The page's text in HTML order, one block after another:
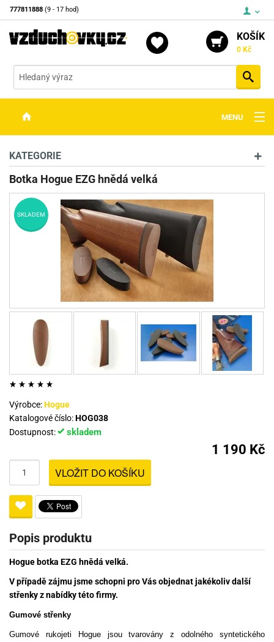
777811888 (9 - 17 hod)
KOŠÍK
0 Kč
MENU
OPTIKA
STŘELIVO
PŘÍSLUŠENSTVÍ
DETEKTORY KOVŮ
KATEGORIE
Botka Hogue EZG hnědá velká
SKLADEM
Výrobce:Hogue
Katalogové číslo:HOG038
Dostupnost:
skladem
1 190 Kč
VLOŽIT DO KOŠÍKU
Popis produktu
Hogue botka EZG hnědá velká.
V případě zájmu jsme schopni pro Vás objednat jakékoliv další
střenky z nabídky této firmy.
Gumové střenky
Gumové rukojeti Hogue jsou tvarovány z odolného syntetického